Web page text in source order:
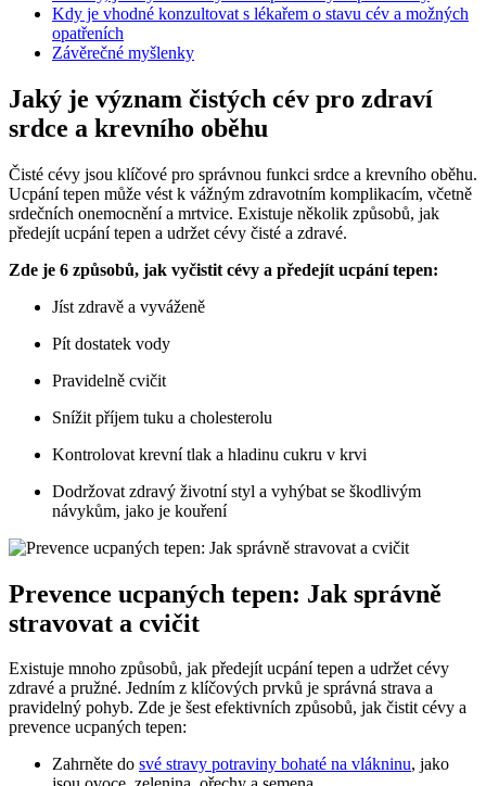
Kdy je vhodné konzultovat s lékařem o stavu cév a možných
opatřeních
Závěrečné myšlenky
Jaký je význam čistých cév pro zdraví
srdce a krevního oběhu
Čisté cévy jsou klíčové pro správnou funkci srdce a krevního oběhu.
Ucpání tepen může vést k vážným zdravotním komplikacím, včetně
srdečních onemocnění a mrtvice. Existuje několik způsobů, jak
předejít ucpání tepen a udržet cévy čisté a zdravé.
Zde je 6 způsobů, jak vyčistit cévy a předejít ucpání tepen:
Jíst zdravě a vyváženě
Pít dostatek vody
Pravidelně cvičit
Snížit příjem tuku a cholesterolu
Kontrolovat krevní tlak a hladinu cukru v krvi
Dodržovat zdravý životní styl a vyhýbat se škodlivým
návykům, jako je kouření
Prevence ucpaných tepen: Jak správně
stravovat a cvičit
Existuje mnoho způsobů, jak předejít ucpání tepen a udržet cévy
zdravé a pružné. Jedním z klíčových prvků je správná strava a
pravidelný pohyb. Zde je šest efektivních způsobů, jak čistit cévy a
prevence ucpaných tepen:
Zahrněte do své stravy potraviny bohaté na vlákninu, jako